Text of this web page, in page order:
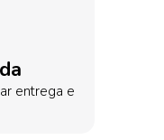
entrega e